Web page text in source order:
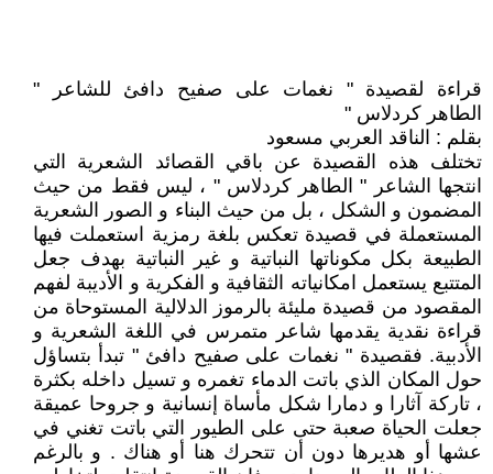
قراءة لقصيدة " نغمات على صفيح دافئ للشاعر "
الطاهر كردلاس "
بقلم : الناقد العربي مسعود
تختلف هذه القصيدة عن باقي القصائد الشعرية التي
انتجها الشاعر " الطاهر كردلاس " ، ليس فقط من حيث
المضمون و الشكل ، بل من حيث البناء و الصور الشعرية
المستعملة في قصيدة تعكس بلغة رمزية استعملت فيها
الطبيعة بكل مكوناتها النباتية و غير النباتية بهدف جعل
المتتبع يستعمل امكانياته الثقافية و الفكرية و الأديبة لفهم
المقصود من قصيدة مليئة بالرموز الدلالية المستوحاة من
قراءة نقدية يقدمها شاعر متمرس في اللغة الشعرية و
الأدبية. فقصيدة " نغمات على صفيح دافئ " تبدأ بتساؤل
حول المكان الذي باتت الدماء تغمره و تسيل داخله بكثرة
، تاركة آثارا و دمارا شكل مأساة إنسانية و جروحا عميقة
جعلت الحياة صعبة حتى على الطيور التي باتت تغني في
عشها أو هديرها دون أن تتحرك هنا أو هناك . و بالرغم